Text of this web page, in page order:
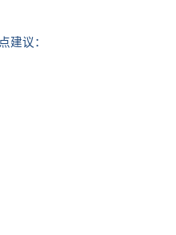
建议：